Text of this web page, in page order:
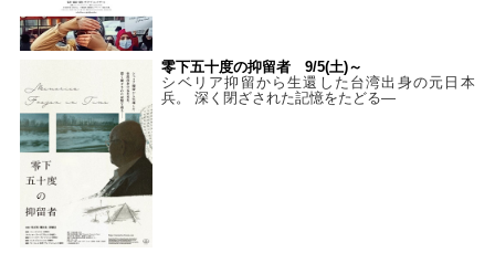
零下五十度の抑留者 9/5(土)～
シベリア抑留から生還した台湾出身の元日本
兵。 深く閉ざされた記憶をたどる—